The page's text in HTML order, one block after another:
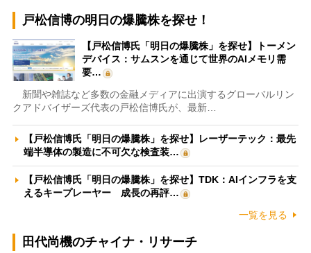
戸松信博の明日の爆騰株を探せ！
【戸松信博氏「明日の爆騰株」を探せ】トーメン
デバイス：サムスンを通じて世界のAIメモリ需
要…
新聞や雑誌など多数の金融メディアに出演するグローバルリン
クアドバイザーズ代表の戸松信博氏が、最新…
【戸松信博氏「明日の爆騰株」を探せ】レーザーテック：最先
端半導体の製造に不可欠な検査装…
【戸松信博氏「明日の爆騰株」を探せ】TDK：AIインフラを支
えるキープレーヤー 成長の再評…
一覧を見る
田代尚機のチャイナ・リサーチ